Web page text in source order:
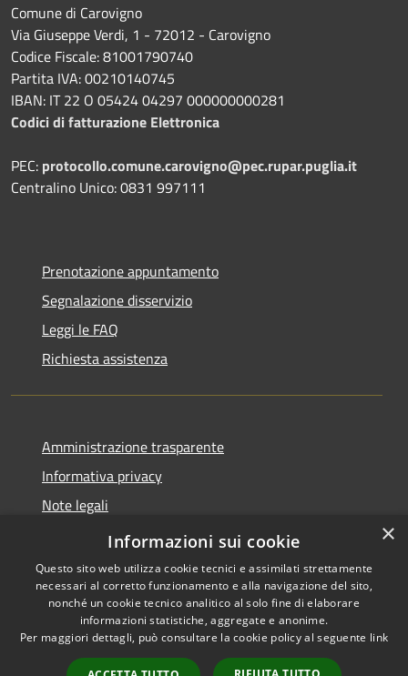
Comune di Carovigno
Via Giuseppe Verdi, 1 - 72012 - Carovigno
Codice Fiscale: 81001790740
Partita IVA: 00210140745
IBAN: IT 22 O 05424 04297 000000000281
Codici di fatturazione Elettronica
PEC: protocollo.comune.carovigno@pec.rupar.puglia.it
Centralino Unico: 0831 997111
Prenotazione appuntamento
Segnalazione disservizio
Leggi le FAQ
Richiesta assistenza
Amministrazione trasparente
Informativa privacy
Note legali
Dichiarazione di accessibilità
Accessibilità
Copyright © 2026 • Comune di
Carovigno • Powered by
Municipium• Accesso
×
Informazioni sui cookie
Questo sito web utilizza cookie tecnici e assimilati strettamente
necessari al corretto funzionamento e alla navigazione del sito,
nonché un cookie tecnico analitico al solo fine di elaborare
informazioni statistiche, aggregate e anonime.
Per maggiori dettagli, può consultare la cookie policy al seguente link